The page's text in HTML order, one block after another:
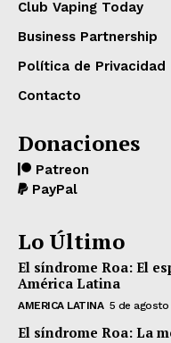
Club Vaping Today
Business Partnership
Política de Privacidad
Contacto
Donaciones
Patreon
PayPal
Lo Último
El síndrome Roa: El
América Latina
AMERICA LATINA 5 de agosto
El síndrome Roa: La